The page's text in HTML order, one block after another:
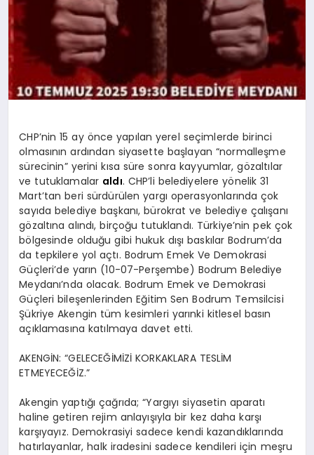
CHP’nin 15 ay önce yapılan yerel seçimlerde birinci
olmasının ardından siyasette başlayan “normalleşme
sürecinin” yerini kısa süre sonra kayyumlar, gözaltılar
ve tutuklamalar aldı. CHP’li belediyelere yönelik 31
Mart’tan beri sürdürülen yargı operasyonlarında çok
sayıda belediye başkanı, bürokrat ve belediye çalışanı
gözaltına alındı, birçoğu tutuklandı. Türkiye’nin pek çok
bölgesinde olduğu gibi hukuk dışı baskılar Bodrum’da
da tepkilere yol açtı. Bodrum Emek Ve Demokrasi
Güçleri’de yarın (10-07-Perşembe) Bodrum Belediye
Meydanı’nda olacak. Bodrum Emek ve Demokrasi
Güçleri bileşenlerinden Eğitim Sen Bodrum Temsilcisi
ŞükriyeAkengin tüm kesimleri yarınki kitlesel basın
açıklamasına katılmaya davet etti.
AKENGİN: “GELECEĞİMİZİ KORKAKLARA TESLİM
ETMEYECEĞİZ.”
Akengin yaptığı çağrıda;“Yargıyı siyasetin aparatı
haline getiren rejim anlayışıyla bir kez daha karşı
karşıyayız. Demokrasiyi sadece kendi kazandıklarında
hatırlayanlar, halk iradesini sadece kendileri için meşru